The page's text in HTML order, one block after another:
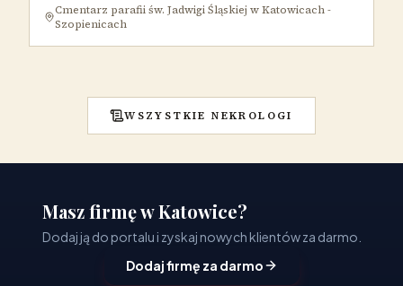
Cmentarz parafii św. Jadwigi Śląskiej w Katowicach -
Szopienicach
WSZYSTKIE NEKROLOGI
Masz firmę w Katowice?
Dodaj ją do portalu i zyskaj nowych klientów za darmo.
Dodaj firmę za darmo